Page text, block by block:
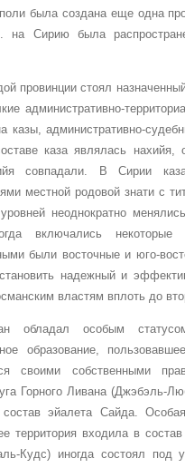
была создана еще одна
Сирию была
провинции стоял
административно-
казы, административно-
каза являлась нахийя,
совпадали. В Сирии
местной родовой знати с
неоднократно
включались
были восточные и юго-
надежный и
властям вплоть до
обладал особым
образование,
своими собственными
Горного Ливана (Джэбэль-
эйалета Сайда.
территория входила в
Кудс) иногда состоял